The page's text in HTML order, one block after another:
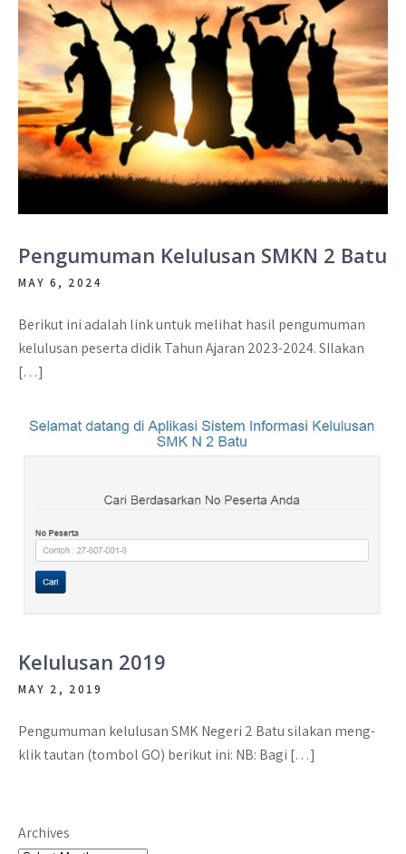
Pengumuman Kelulusan SMKN 2 Batu
MAY 6, 2024
Berikut ini adalah link untuk melihat hasil pengumuman
kelulusan peserta didik Tahun Ajaran 2023-2024. SIlakan
[…]
Kelulusan 2019
MAY 2, 2019
Pengumuman kelulusan SMK Negeri 2 Batu silakan meng-
klik tautan (tombol GO) berikut ini: NB: Bagi […]
Archives